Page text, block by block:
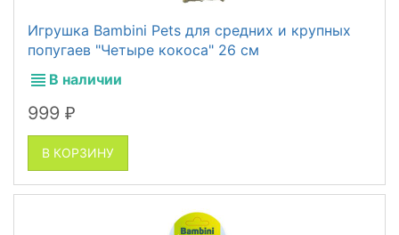
Игрушка Bambini Pets для средних и крупных
попугаев "Четыре кокоса" 26 см
В наличии
999 ₽
В КОРЗИНУ